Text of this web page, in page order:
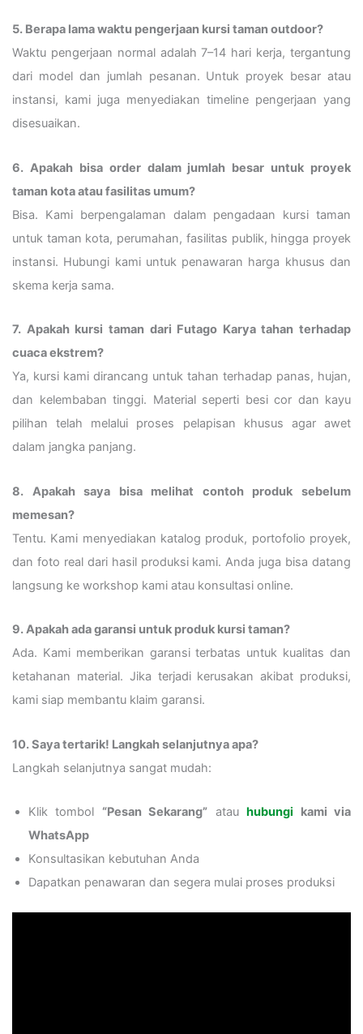
5. Berapa lama waktu pengerjaan kursi taman outdoor?
Waktu pengerjaan normal adalah 7–14 hari kerja, tergantung
dari model dan jumlah pesanan. Untuk proyek besar atau
instansi, kami juga menyediakan timeline pengerjaan yang
disesuaikan.
6. Apakah bisa order dalam jumlah besar untuk proyek
taman kota atau fasilitas umum?
Bisa. Kami berpengalaman dalam pengadaan kursi taman
untuk taman kota, perumahan, fasilitas publik, hingga proyek
instansi. Hubungi kami untuk penawaran harga khusus dan
skema kerja sama.
7. Apakah kursi taman dari Futago Karya tahan terhadap
cuaca ekstrem?
Ya, kursi kami dirancang untuk tahan terhadap panas, hujan,
dan kelembaban tinggi. Material seperti besi cor dan kayu
pilihan telah melalui proses pelapisan khusus agar awet
dalam jangka panjang.
8. Apakah saya bisa melihat contoh produk sebelum
memesan?
Tentu. Kami menyediakan katalog produk, portofolio proyek,
dan foto real dari hasil produksi kami. Anda juga bisa datang
langsung ke workshop kami atau konsultasi online.
9. Apakah ada garansi untuk produk kursi taman?
Ada. Kami memberikan garansi terbatas untuk kualitas dan
ketahanan material. Jika terjadi kerusakan akibat produksi,
kami siap membantu klaim garansi.
10. Saya tertarik! Langkah selanjutnya apa?
Langkah selanjutnya sangat mudah:
Klik tombol “Pesan Sekarang” atauhubungi kami via
WhatsApp
Konsultasikan kebutuhan Anda
Dapatkan penawaran dan segera mulai proses produksi